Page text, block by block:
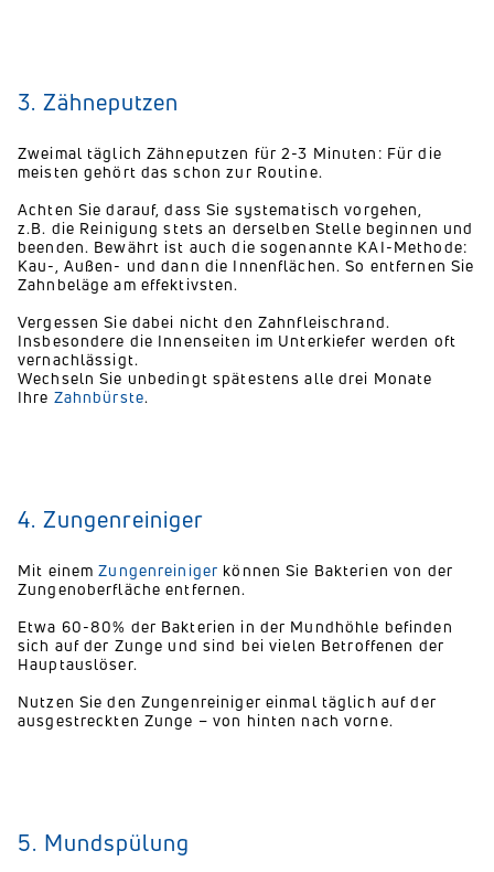
3. Zähneputzen
Zweimal täglich Zähneputzen für 2-3 Minuten: Für die
meisten gehört das schon zur Routine.
Achten Sie darauf, dass Sie systematisch vorgehen,
z.B. die Reinigung stets an derselben Stelle beginnen und
beenden. Bewährt ist auch die sogenannte KAI-Methode:
Kau-, Außen- und dann die Innenflächen. So entfernen Sie
Zahnbeläge am effektivsten.
Vergessen Sie dabei nicht den Zahnfleischrand.
Insbesondere die Innenseiten im Unterkiefer werden oft
vernachlässigt.
Wechseln Sie unbedingt spätestens alle drei Monate
Ihre Zahnbürste.
4. Zungenreiniger
Mit einemZungenreiniger können Sie Bakterien von der
Zungenoberfläche entfernen.
Etwa 60-80% der Bakterien in der Mundhöhle befinden
sich auf der Zunge und sind bei vielen Betroffenen der
Hauptauslöser.
Nutzen Sie den Zungenreiniger einmal täglich auf der
ausgestreckten Zunge – von hinten nach vorne.
5. Mundspülung